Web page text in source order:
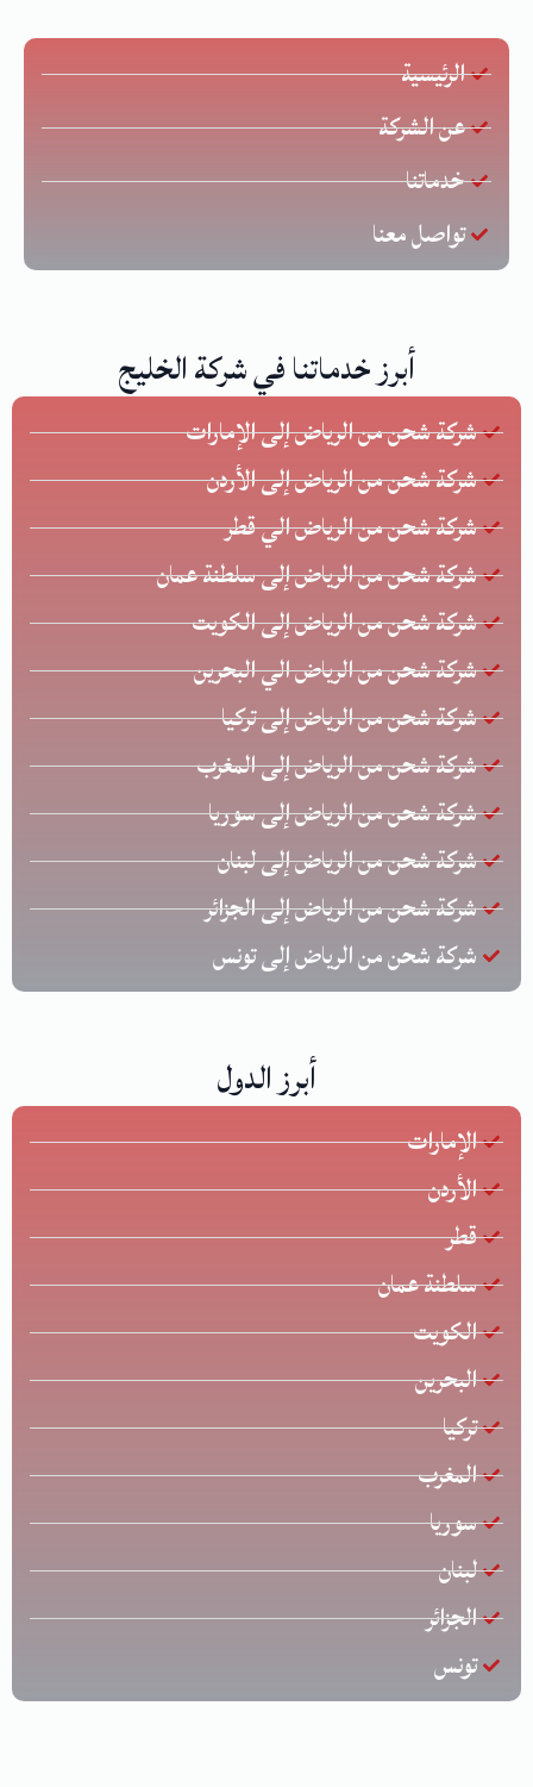
الرئيسية
عن الشركة
خدماتنا
تواصل معنا
أبرز خدماتنا في شركة الخليج
شركة شحن من الرياض إلى الإمارات
شركة شحن من الرياض إلى الأردن
شركة شحن من الرياض الي قطر
شركة شحن من الرياض إلى سلطنة عمان
شركة شحن من الرياض إلى الكويت
شركة شحن من الرياض الي البحرين
شركة شحن من الرياض إلى تركيا
شركة شحن من الرياض إلى المغرب
شركة شحن من الرياض إلى سوريا
شركة شحن من الرياض إلى لبنان
شركة شحن من الرياض إلى الجزائر
شركة شحن من الرياض إلى تونس
أبرز الدول
الإمارات
الأردن
قطر
سلطنة عمان
الكويت
البحرين
تركيا
المغرب
سوريا
لبنان
الجزائر
تونس